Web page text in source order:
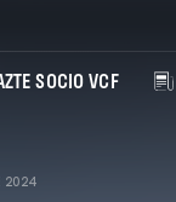
SOCIO VCF
2024